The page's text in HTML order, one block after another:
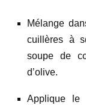
Mélange
cuillères à
soupe de
d’olive.
Applique le